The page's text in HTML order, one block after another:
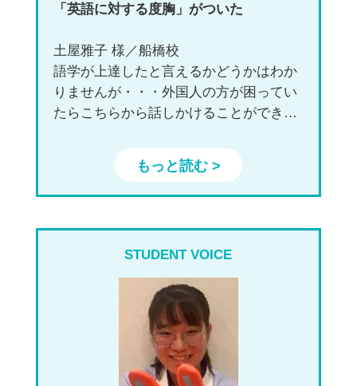
「英語に対する度胸」がついた
土屋雅子 様／船橋校
語学が上達したと言えるかどうかはわか
りませんが・・・外国人の方が困ってい
たらこちらから話しかけることができ
か対応しようと努力する、といったいわ
ゆる「英語に対する度胸」はついたと思
います。
もっと読む >
STUDENT VOICE